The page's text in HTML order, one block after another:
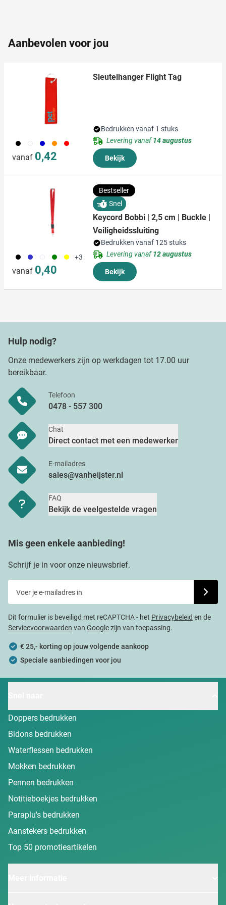
verzameld op basis van uw gebruik van hun services.
Aanbevolen voor jou
001 002 005 007 008
vanaf 0,42
Sleutelhanger Flight Tag
Bedrukken vanaf 1 stuks
Levering vanaf14 augustus
Bekijk
001 023 002 004 006 +3
vanaf 0,40
Bestseller
Snel
Keycord Bobbi | 2,5 cm | Buckle |
Veiligheidssluiting
Bedrukken vanaf 125 stuks
Levering vanaf12 augustus
Bekijk
Hulp nodig?
Onze medewerkers zijn op werkdagen tot 17.00 uur
bereikbaar.
Telefoon
0478 - 557 300
Chat
Direct contact met een medewerker
E-mailadres
sales@vanheijster.nl
FAQ
Bekijk de veelgestelde vragen
Mis geen enkele aanbieding!
Schrijf je in voor onze nieuwsbrief.
Dit formulier is beveiligd met reCAPTCHA - het Privacybeleid en de
Servicevoorwaarden van Googlezijn van toepassing.
€ 25,- korting op jouw volgende aankoop
Speciale aanbiedingen voor jou
Doppers bedrukken
Bidons bedrukken
Waterflessen bedrukken
Mokken bedrukken
Pennen bedrukken
Notitieboekjes bedrukken
Paraplu's bedrukken
Aanstekers bedrukken
Top 50 promotieartikelen